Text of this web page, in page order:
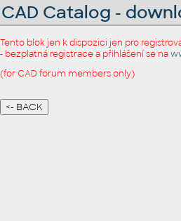
CAD Catalog -
Tento blok jen k dispozici jen pro
- bezplatná registrace a přihlášení se na
(for CAD forum members only)